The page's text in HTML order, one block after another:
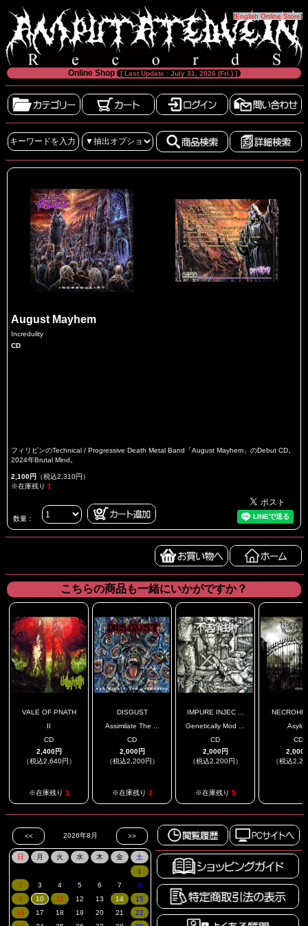
[English Online Store]
Online Shop [ Last Update : July 31, 2026 (Fri.) ]
August Mayhem
Incredulity
CD
フィリピンのTechnical / Progressive Death Metal Band「August Mayhem」のDebut CD。
2024年Brutal Mind。
2,100円 （税込2,310円）
※在庫残り 1
数量：
こちらの商品も一緒にいかがですか？
VALE OF PNATH
II
CD
2,400円
（税込2,640円）
※在庫残り 3
DISGUST
Assimilate The ...
CD
2,000円
（税込2,200円）
※在庫残り 2
IMPURE INJEC ...
Genetically Mod ...
CD
2,000円
（税込2,200円）
※在庫残り 5
CD
2,000
（税込